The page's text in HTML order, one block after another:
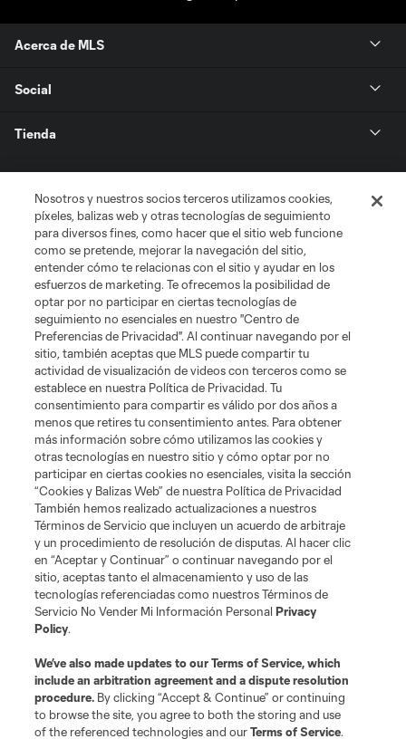
Acerca de MLS
Social
Tienda
Club Sites
Términos de servicio Política de privacidad
No vender mi información
Cookies Settings
©2026 MLS. El nombre y escudo de la Major League Soccer y MLS son
marcas registradas de League Soccer, L.L.C. (“MLS”). Los nombres y logos
de los equipos de la MLS están registrados y son marcas bajo ley común
de la MLS o son usadas con el permiso de sus propietarios. Uso
desautorizado está prohibido.
Nosotros y nuestros socios terceros utilizamos cookies,
píxeles, balizas web y otras tecnologías de seguimiento
para diversos fines, como hacer que el sitio web funcione
como se pretende, mejorar la navegación del sitio,
entender cómo te relacionas con el sitio y ayudar en los
esfuerzos de marketing. Te ofrecemos la posibilidad de
optar por no participar en ciertas tecnologías de
seguimiento no esenciales en nuestro "Centro de
Preferencias de Privacidad". Al continuar navegando por el
sitio, también aceptas que MLS puede compartir tu
actividad de visualización de videos con terceros como se
establece en nuestra Política de Privacidad. Tu
consentimiento para compartir es válido por dos años a
menos que retires tu consentimiento antes. Para obtener
más información sobre cómo utilizamos las cookies y
otras tecnologías en nuestro sitio y cómo optar por no
participar en ciertas cookies no esenciales, visita la sección
“Cookies y Balizas Web” de nuestra Política de Privacidad
También hemos realizado actualizaciones a nuestros
Términos de Servicio que incluyen un acuerdo de arbitraje
y un procedimiento de resolución de disputas. Al hacer clic
en “Aceptar y Continuar” o continuar navegando por el
sitio, aceptas tanto el almacenamiento y uso de las
tecnologías referenciadas como nuestros Términos de
Servicio No Vender Mi Información PersonalPrivacy
Policy.
We’ve also made updates to ourTerms of Service, which
include an arbitration agreement and a dispute resolution
procedure. By clicking “Accept & Continue” or continuing
to browse the site, you agree to both the storing and use
of the referenced technologies and ourTerms of Service.